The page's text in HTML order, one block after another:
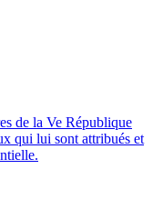
de la Ve République
qui lui sont attribués et